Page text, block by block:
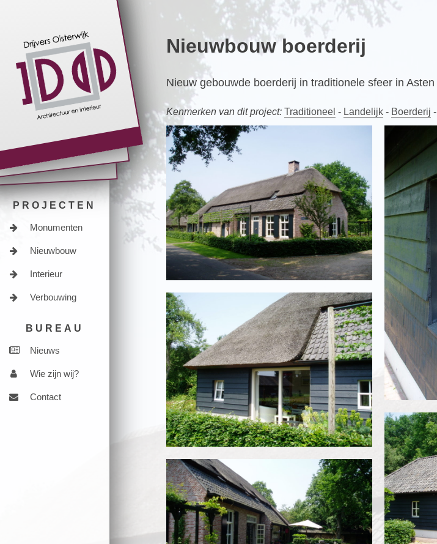
content
PROJECTEN
Monumenten
Nieuwbouw
Interieur
Verbouwing
BUREAU
Nieuws
Wie zijn wij?
Contact
Nieuwbouw boerderij
Nieuw gebouwde boerderij in traditionele sfeer in Asten
Kenmerken van dit project: Traditioneel - Landelijk- Boerderij -